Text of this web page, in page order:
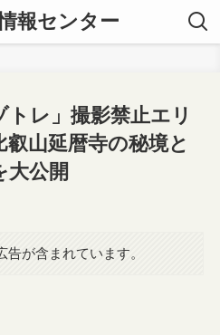
報センター
トレ」撮影禁止エリ
叡山延暦寺の秘境と
大公開
が含まれています。